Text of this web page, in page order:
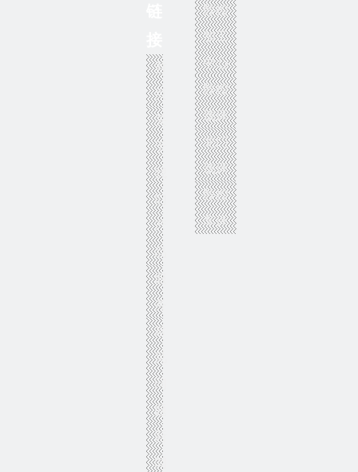
首
页
关
于
我
们
产
品
服
务
常
见
问
题
新
闻
数控
加工
中心
数控
铣床
龙门
铣床
数控
车床